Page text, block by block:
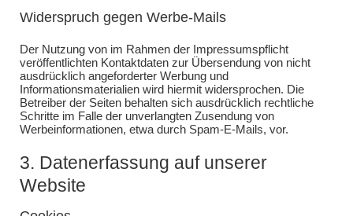
Widerspruch gegen Werbe-Mails
Der Nutzung von im Rahmen der Impressumspflicht
veröffentlichten Kontaktdaten zur Übersendung von nicht
ausdrücklich angeforderter Werbung und
Informationsmaterialien wird hiermit widersprochen. Die
Betreiber der Seiten behalten sich ausdrücklich rechtliche
Schritte im Falle der unverlangten Zusendung von
Werbeinformationen, etwa durch Spam-E-Mails, vor.
3. Datenerfassung auf unserer
Website